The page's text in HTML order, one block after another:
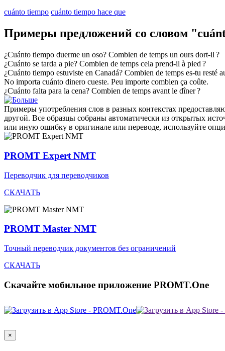
cuánto tiempo cuánto tiempo hace que
Примеры предложений со словом
¿Cuánto tiempo duerme un oso? Combien de temps un ours dort-il ?
¿Cuánto se tarda a pie? Combien de temps cela prend-il à pied ?
¿Cuánto tiempo estuviste en Canadá? Combien de temps es-tu resté
No importa cuánto dinero cueste. Peu importe combien ça coûte.
¿Cuánto falta para la cena? Combien de temps avant le dîner ?
Примеры употребления слов в разных контекстах
другой. Все образцы собраны автоматически из открытых
или иную ошибку в оригинале или переводе, используйте
PROMT Expert NMT
Переводчик для переводчиков
СКАЧАТЬ
PROMT Master NMT
Точный переводчик документов без ограничений
СКАЧАТЬ
Скачайте мобильное приложение PROMT.One
×